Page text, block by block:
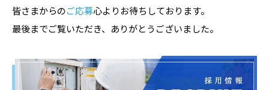
皆さまからのご応募心よりお待ちしております。
最後までご覧いただき、ありがとうございました。